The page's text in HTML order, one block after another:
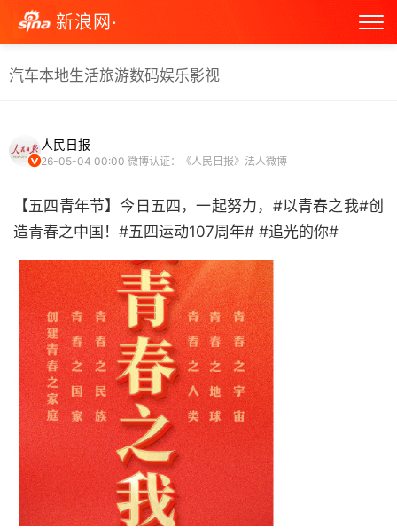
新浪网·
汽车本地生活旅游数码娱乐影视
人民日报
26-05-04 00:00 微博认证：《人民日报》法人微博
【五四青年节】今日五四，一起努力，#以青春之我#创
造青春之中国！#五四运动107周年# #追光的你# ​